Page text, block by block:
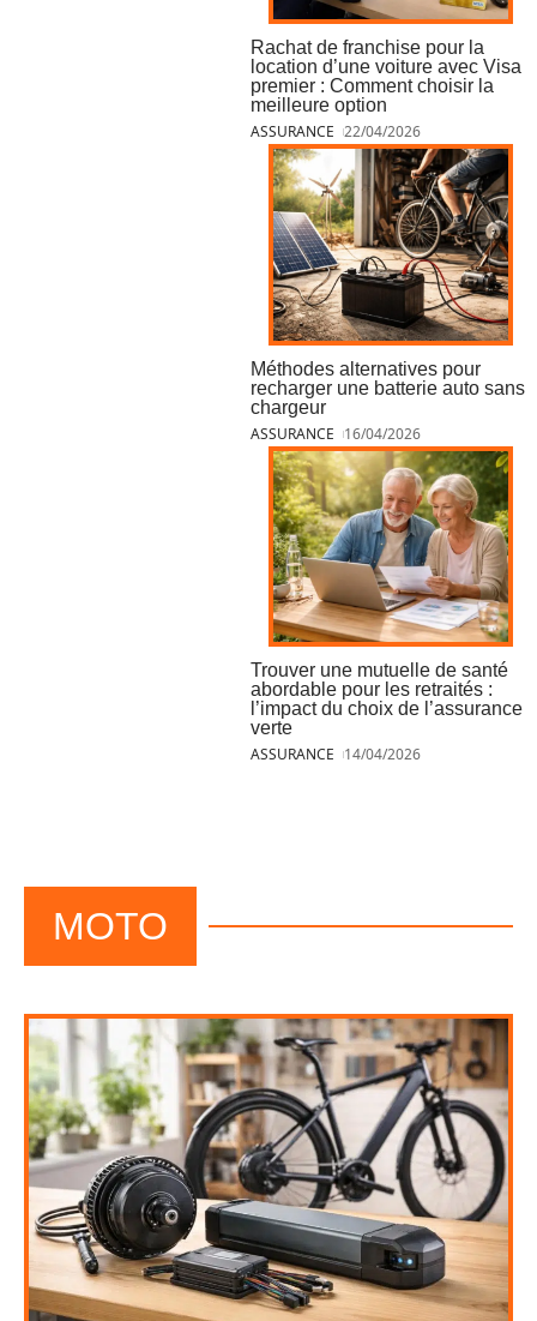
Rachat de franchise pour la
location d’une voiture avec Visa
premier : Comment choisir la
meilleure option
ASSURANCE 22/04/2026
Méthodes alternatives pour
recharger une batterie auto sans
chargeur
ASSURANCE 16/04/2026
Trouver une mutuelle de santé
abordable pour les retraités :
l’impact du choix de l’assurance
verte
ASSURANCE 14/04/2026
MOTO